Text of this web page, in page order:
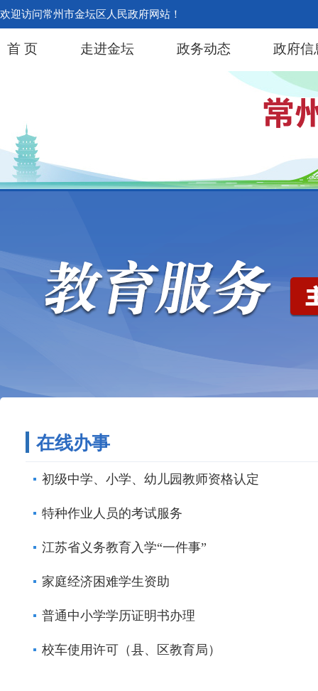
欢迎访问常州市金坛区人民政府网站！
首 页 走进金坛 政务动态 政府信
在线办事
初级中学、小学、幼儿园教师资格认定
特种作业人员的考试服务
江苏省义务教育入学“一件事”
家庭经济困难学生资助
普通中小学学历证明书办理
校车使用许可（县、区教育局）